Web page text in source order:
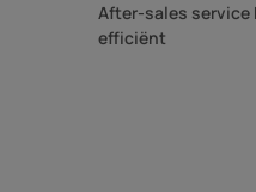
After-sales service
efficiënt